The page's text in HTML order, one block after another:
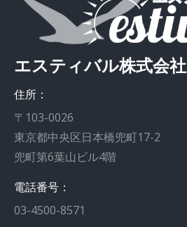
エスティバル株式会社
住所：
〒103-0026
東京都中央区日本橋兜町17-2
兜町第6葉山ビル4階
電話番号：
03-4500-8571